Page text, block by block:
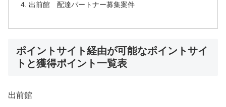
出前館 配達パートナー募集案件
ポイントサイト経由が可能なポイントサイ
トと獲得ポイント一覧表
出前館